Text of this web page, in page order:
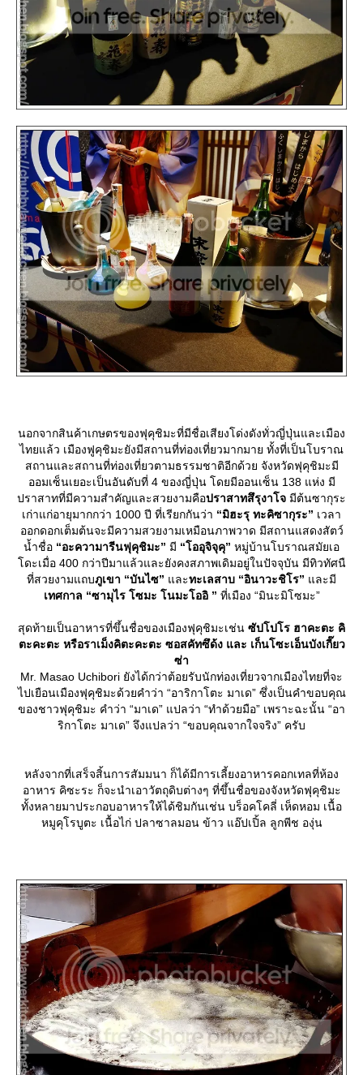
นอกจากสินค้าเกษตรของฟุคุชิมะที่มีชื่อเสียงโด่งดังทั่วญี่ปุ่นและเมือง
ไทยแล้ว เมืองฟูคุชิมะยังมีสถานที่ท่องเที่ยวมากมาย ทั้งที่เป็นโบราณ
สถานและสถานที่ท่องเที่ยวตามธรรมชาติอีกด้วย จังหวัดฟุคุชิมะมี
ออมเซ็นเยอะเป็นอันดับที่ 4 ของญี่ปุ่น โดยมีออนเซ็น 138 แห่ง มี
ปราสาทที่มีความสำคัญและสวยงามคือปราสาทสึรุงาโจ มีต้นซากุระ
เก่าแก่อายุมากกว่า 1000 ปี ที่เรียกกันว่า “มิฮะรุ ทะคิซากุระ” เวลา
ออกดอกเต็มต้นจะมีความสวยงามเหมือนภาพวาด มีสถานแสดงสัตว์
น้ำชื่อ “อะความารีนฟุคุชิมะ” มี “โออุจิจุคุ” หมู่บ้านโบราณสมัยเอ
ดะเมื่อ 400 กว่าปีมาแล้วและยังคงสภาพเดิมอยู่ในปัจจุบัน มีทิวทัศนื
ที่สวยงามแถบภูเขา “บันไซ” ละทะเลสาบ “อินาวะชิโร” ละมี
เทศกาล “ซามุไร โซมะ โนมะโออิ ” ที่เมือง “มินะมิโซมะ”
สุดท้ายเป็นอาหารที่ขึ้นชื่อของเมืองฟุคุชิมะเช่น ซัปโปโร ฮาคะตะ คิ
ตะคะตะ หรือราเม็งคิตะคะตะ ซอสคัทซึด้ง และ เก็นโซะเอ็นบังเกี๊ยว
ซ่า
Mr. Masao Uchibori ยังได้กว่าต้อยรับนักท่องเที่ยวจากเมืองไทยที่จะ
ไปเยือนเมืองฟุคุชิมะด้วยคำว่า “อาริกาโตะ มาเด” ซึ่งเป็นคำขอบคุณ
ของชาวฟุคุชิมะ คำว่า “มาเด” แปลว่า “ทำด้วยมือ” เพราะฉะนั้น “อา
ริกาโตะ มาเด” จึงแปลว่า “ขอบคุณจากใจจริง” ครับ
หลังจากที่เสร็จสิ้นการสัมมนา ก็ได้มีการเลี้ยงอาหารคอกเทลที่ห้อง
อาหาร คิซะระ ก็จะนำเอาวัตถุดิบต่างๆ ที่ขึ้นชื่อของจังหวัดฟุคุชิมะ
ทั้งหลายมาประกอบอาหารให้ได้ชิมกันเช่น บร็อคโคลี่ เห็ดหอม เนื้อ
หมูคุโรบูตะ เนื้อไก่ ปลาซาลมอน ข้าว แอ๊ปเปิ้ล ลูกพีช องุ่น